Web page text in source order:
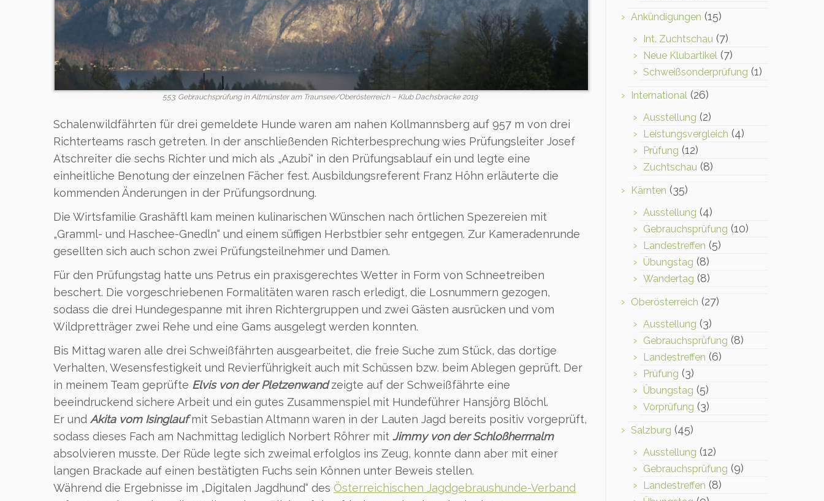
553. Gebrauchsprüfung in Altmünster am Traunsee/Oberösterreich – Klub Dachsbracke 2019
Schalenwildfährten für drei gemeldete Hunde waren am nahen Kollmannsberg auf 957 m von drei
Richterteams rasch getreten. In der anschließenden Richterbesprechung wies Prüfungsleiter Josef
Atschreiter die sechs Richter und mich als „Azubi“ in den Prüfungsablauf ein und legte eine
einheitliche Benotung der einzelnen Fächer fest. Ausbildungsreferent Franz Höhn erläuterte die
kommenden Änderungen in der Prüfungsordnung.
Die Wirtsfamilie Grashäftl kam meinen kulinarischen Wünschen nach örtlichen Spezereien mit
„Gramml- und Haschee-Gnedln“ und einem süffigen Herbstbier sehr entgegen. Zur Kameradenrunde
gesellten sich auch schon zwei Prüfungsteilnehmer und Damen.
Für den Prüfungstag hatte uns Petrus ein praxisgerechtes Wetter in Form von Schneetreiben
beschert. Die vorgeschriebenen Formalitäten waren rasch erledigt, die Losnummern gezogen,
sodass die drei Hundegespanne mit ihren Richtergruppen und zwei Gästen ausrücken und vom
Wildpretträger zwei Rehe und eine Gams ausgelegt werden konnten.
Bis Mittag waren alle drei Schweißfährten ausgearbeitet, die freie Suche zum Stück, das dortige
Verhalten, Wesensfestigkeit und Revierführigkeit auch mit Schüssen bzw. beim Ablegen geprüft. Der
in meinem Team geprüfte Elvis von der Pletzenwandzeigte auf der Schweißfährte eine
beeindruckend sichere Arbeit und ein gutes Zusammenspiel mit Hundeführer Hansjörg Blöchl.
Er und Akita vom Isinglauf mit Sebastian Altmann waren in der Lauten Jagd bereits positiv vorgeprüft,
sodass dieses Fach am Nachmittag lediglich Norbert Röhrer mit Jimmy von der Schloßherrnalm
absolvieren musste. Der Rüde legte sich zweimal erfolglos ins Zeug, konnte dann aber mit einer
langen Brackade auf einen bestätigten Fuchs sein Können unter Beweis stellen.
Während die Ergebnisse im „Digitalen Jagdhund“ des Österreichischen Jagdgebraushunde-Verband
Ankündigungen (15)
Int. Zuchtschau (7)
Neue Klubartikel (7)
Schweißsonderprüfung (1)
International (26)
Ausstellung (2)
Leistungsvergleich (4)
Prüfung (12)
Zuchtschau (8)
Kärnten (35)
Ausstellung (4)
Gebrauchsprüfung (10)
Landestreffen (5)
Übungstag (8)
Wandertag (8)
Oberösterreich (27)
Ausstellung (3)
Gebrauchsprüfung (8)
Landestreffen (6)
Prüfung (3)
Übungstag (5)
Vorprüfung (3)
Salzburg (45)
Ausstellung (12)
Gebrauchsprüfung (9)
Landestreffen (8)